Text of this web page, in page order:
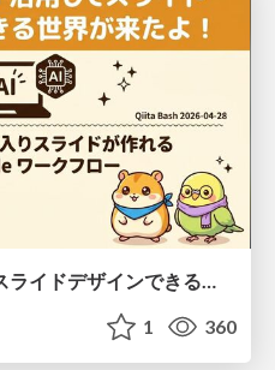
エンジニアがAI活用してスライドデザインできる世界が来たよ！
1 360